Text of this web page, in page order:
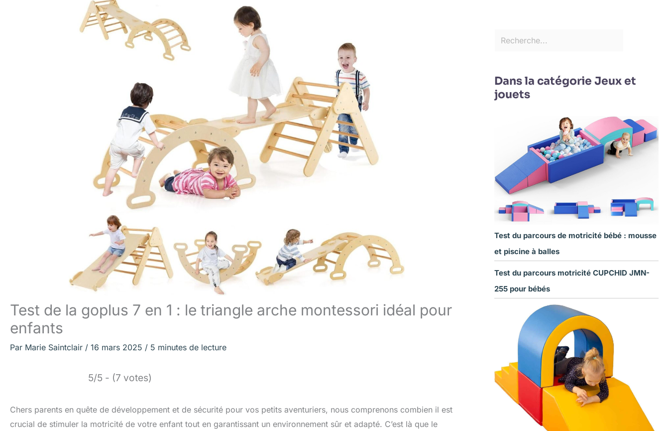
Test de la goplus 7 en 1 : le triangle arche montessori idéal pour
enfants
Par Marie Saintclair / 16 mars 2025 / 5 minutes de lecture
5/5 - (7 votes)
Chers parents en quête de développement et de sécurité pour vos petits aventuriers, nous comprenons combien il est
crucial de stimuler la motricité de votre enfant tout en garantissant un environnement sûr et adapté. C’est là que le
Dans la catégorie Jeux et
jouets
Test du parcours de motricité bébé : mousse
et piscine à balles
Test du parcours motricité CUPCHID JMN-
255 pour bébés